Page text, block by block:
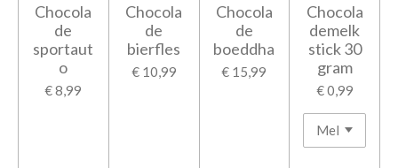
Chocola
de
sportaut
o
€ 8,99
Chocola
de
bierfles
€ 10,99
Chocola
de
boeddha
€ 15,99
Chocola
demelk
stick 30
gram
€ 0,99